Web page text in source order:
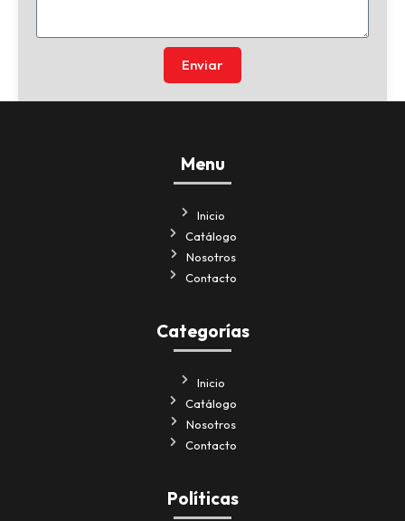
Enviar
Menu
Inicio
Catálogo
Nosotros
Contacto
Categorías
Inicio
Catálogo
Nosotros
Contacto
Políticas